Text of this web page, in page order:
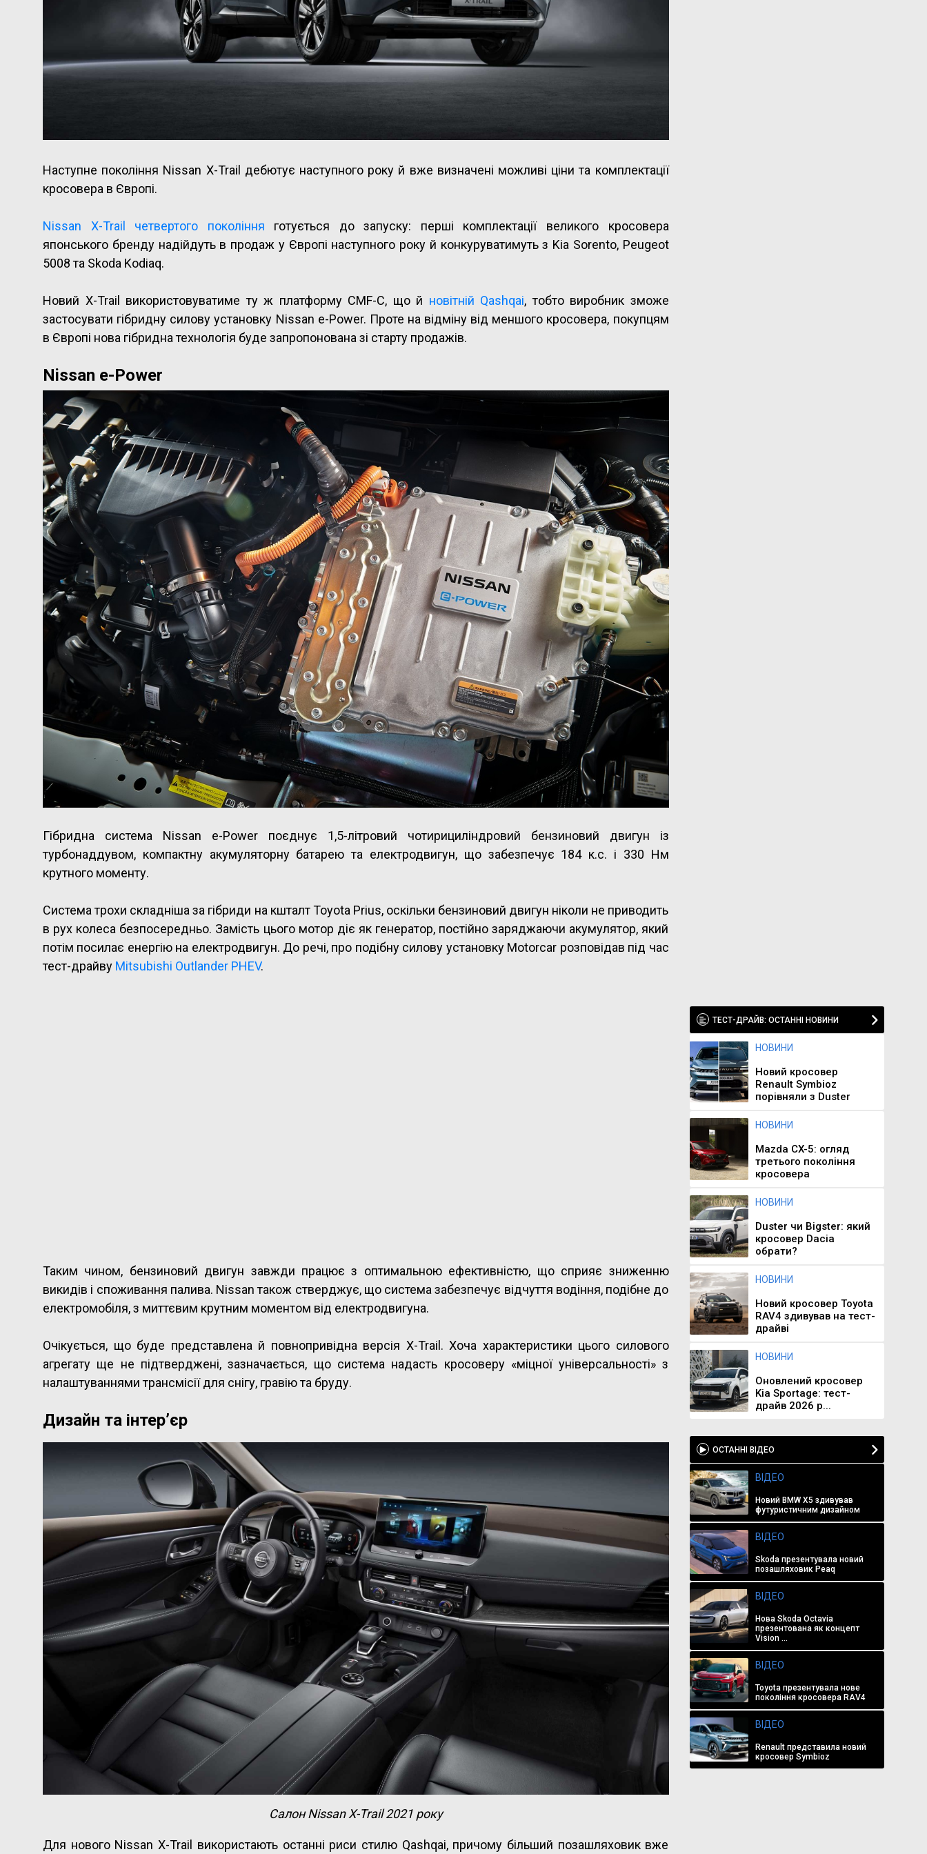
Наступне покоління Nissan X-Trail дебютує наступного року й вже визначені можливі ціни та комплектації
кросовера в Європі.
Nissan X-Trail четвертого покоління готується до запуску: перші комплектації великого кросовера
японського бренду надійдуть в продаж у Європі наступного року й конкуруватимуть з Kia Sorento, Peugeot
5008 та Skoda Kodiaq.
Новий X-Trail використовуватиме ту ж платформу CMF-C, що й новітній Qashqai, тобто виробник зможе
застосувати гібридну силову установку Nissan e-Power. Проте на відміну від меншого кросовера, покупцям
в Європі нова гібридна технологія буде запропонована зі старту продажів.
Nissan e-Power
Гібридна система Nissan e-Power поєднує 1,5-літровий чотирициліндровий бензиновий двигун із
турбонаддувом, компактну акумуляторну батарею та електродвигун, що забезпечує 184 к.с. і 330 Нм
крутного моменту.
Система трохи складніша за гібриди на кшталт Toyota Prius, оскільки бензиновий двигун ніколи не приводить
в рух колеса безпосередньо. Замість цього мотор діє як генератор, постійно заряджаючи акумулятор, який
потім посилає енергію на електродвигун. До речі, про подібну силову установку Motorcar розповідав під час
тест-драйву Mitsubishi Outlander PHEV.
Таким чином, бензиновий двигун завжди працює з оптимальною ефективністю, що сприяє зниженню
викидів і споживання палива. Nissan також стверджує, що система забезпечує відчуття водіння, подібне до
електромобіля, з миттєвим крутним моментом від електродвигуна.
Очікується, що буде представлена й повнопривідна версія X-Trail. Хоча характеристики цього силового
агрегату ще не підтверджені, зазначається, що система надасть кросоверу «міцної універсальності» з
налаштуваннями трансмісії для снігу, гравію та бруду.
Дизайн та інтер’єр
Салон Nissan X-Trail 2021 року
Для нового Nissan X-Trail використають останні риси стилю Qashqai, причому більший позашляховик вже
ТЕСТ-ДРАЙВ: ОСТАННІ НОВИНИ
НОВИНИ
Новий кросовер
Renault Symbioz
порівняли з Duster
НОВИНИ
Mazda CX-5: огляд
третього покоління
кросовера
НОВИНИ
Duster чи Bigster: який
кросовер Dacia
обрати?
НОВИНИ
Новий кросовер Toyota
RAV4 здивував на тест-
драйві
НОВИНИ
Оновлений кросовер
Kia Sportage: тест-
драйв 2026 р...
ОСТАННІ ВІДЕО
ВІДЕО
Новий BMW X5 здивував
футуристичним дизайном
ВІДЕО
Skoda презентувала новий
позашляховик Peaq
ВІДЕО
Нова Skoda Octavia
презентована як концепт
Vision ...
ВІДЕО
Toyota презентувала нове
покоління кросовера RAV4
ВІДЕО
Renault представила новий
кросовер Symbioz